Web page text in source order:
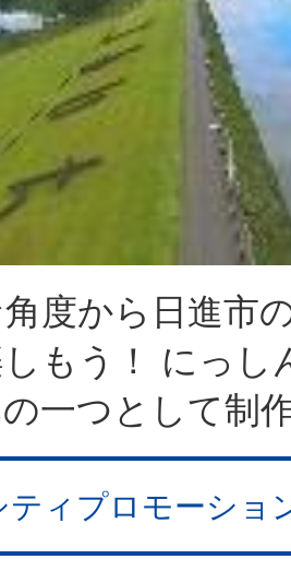
度から日進市
もう！ にっし
一つとして制
ティプロモーショ